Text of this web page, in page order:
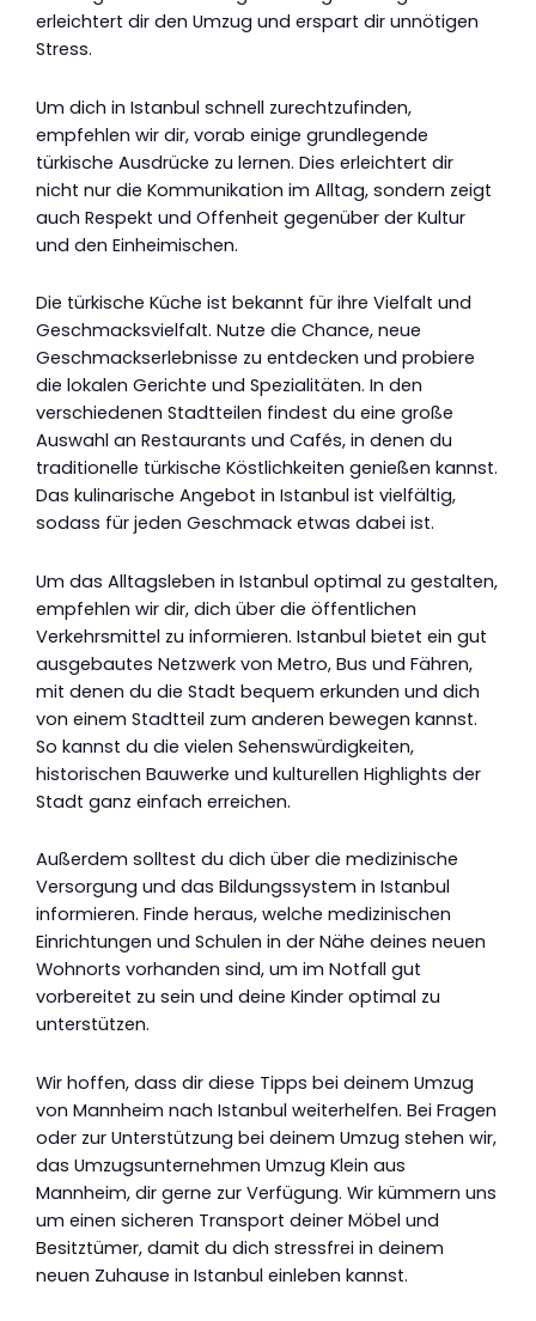
erleichtert dir den Umzug und erspart dir unnötigen
Stress.
Um dich in Istanbul schnell zurechtzufinden,
empfehlen wir dir, vorab einige grundlegende
türkische Ausdrücke zu lernen. Dies erleichtert dir
nicht nur die Kommunikation im Alltag, sondern zeigt
auch Respekt und Offenheit gegenüber der Kultur
und den Einheimischen.
Die türkische Küche ist bekannt für ihre Vielfalt und
Geschmacksvielfalt. Nutze die Chance, neue
Geschmackserlebnisse zu entdecken und probiere
die lokalen Gerichte und Spezialitäten. In den
verschiedenen Stadtteilen findest du eine große
Auswahl an Restaurants und Cafés, in denen du
traditionelle türkische Köstlichkeiten genießen kannst.
Das kulinarische Angebot in Istanbul ist vielfältig,
sodass für jeden Geschmack etwas dabei ist.
Um das Alltagsleben in Istanbul optimal zu gestalten,
empfehlen wir dir, dich über die öffentlichen
Verkehrsmittel zu informieren. Istanbul bietet ein gut
ausgebautes Netzwerk von Metro, Bus und Fähren,
mit denen du die Stadt bequem erkunden und dich
von einem Stadtteil zum anderen bewegen kannst.
So kannst du die vielen Sehenswürdigkeiten,
historischen Bauwerke und kulturellen Highlights der
Stadt ganz einfach erreichen.
Außerdem solltest du dich über die medizinische
Versorgung und das Bildungssystem in Istanbul
informieren. Finde heraus, welche medizinischen
Einrichtungen und Schulen in der Nähe deines neuen
Wohnorts vorhanden sind, um im Notfall gut
vorbereitet zu sein und deine Kinder optimal zu
unterstützen.
Wir hoffen, dass dir diese Tipps bei deinem Umzug
von Mannheim nach Istanbul weiterhelfen. Bei Fragen
oder zur Unterstützung bei deinem Umzug stehen wir,
das Umzugsunternehmen Umzug Klein aus
Mannheim, dir gerne zur Verfügung. Wir kümmern uns
um einen sicheren Transport deiner Möbel und
Besitztümer, damit du dich stressfrei in deinem
neuen Zuhause in Istanbul einleben kannst.